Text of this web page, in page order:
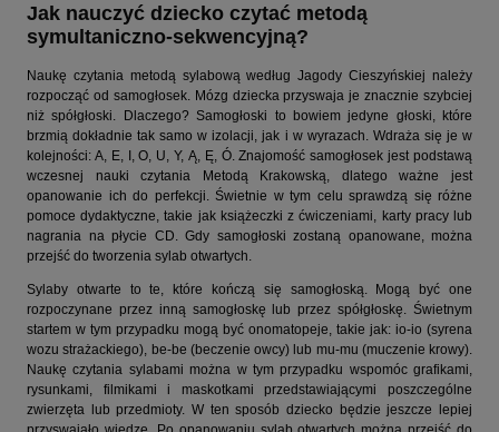
Jak nauczyć dziecko czytać metodą
symultaniczno-sekwencyjną?
Naukę czytania metodą sylabową według Jagody Cieszyńskiej należy
rozpocząć od samogłosek. Mózg dziecka przyswaja je znacznie szybciej
niż spółgłoski. Dlaczego? Samogłoski to bowiem jedyne głoski, które
brzmią dokładnie tak samo w izolacji, jak i w wyrazach. Wdraża się je w
kolejności: A, E, I, O, U, Y, Ą, Ę, Ó. Znajomość samogłosek jest podstawą
wczesnej nauki czytania Metodą Krakowską, dlatego ważne jest
opanowanie ich do perfekcji. Świetnie w tym celu sprawdzą się różne
pomoce dydaktyczne, takie jak książeczki z ćwiczeniami, karty pracy lub
nagrania na płycie CD. Gdy samogłoski zostaną opanowane, można
przejść do tworzenia sylab otwartych.
Sylaby otwarte to te, które kończą się samogłoską. Mogą być one
rozpoczynane przez inną samogłoskę lub przez spółgłoskę. Świetnym
startem w tym przypadku mogą być onomatopeje, takie jak: io-io (syrena
wozu strażackiego), be-be (beczenie owcy) lub mu-mu (muczenie krowy).
Naukę czytania sylabami można w tym przypadku wspomóc grafikami,
rysunkami, filmikami i maskotkami przedstawiającymi poszczególne
zwierzęta lub przedmioty. W ten sposób dziecko będzie jeszcze lepiej